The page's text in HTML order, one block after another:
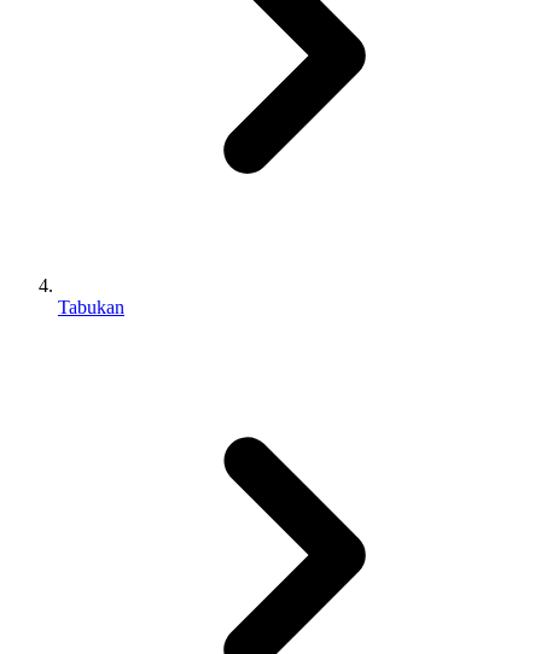
Tabukan